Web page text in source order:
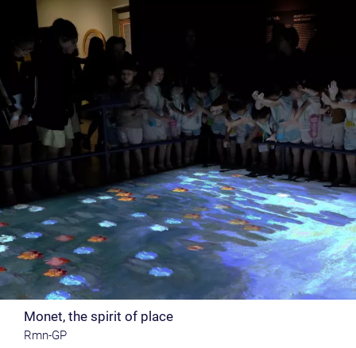
Monet, the spirit of place
Rmn-GP